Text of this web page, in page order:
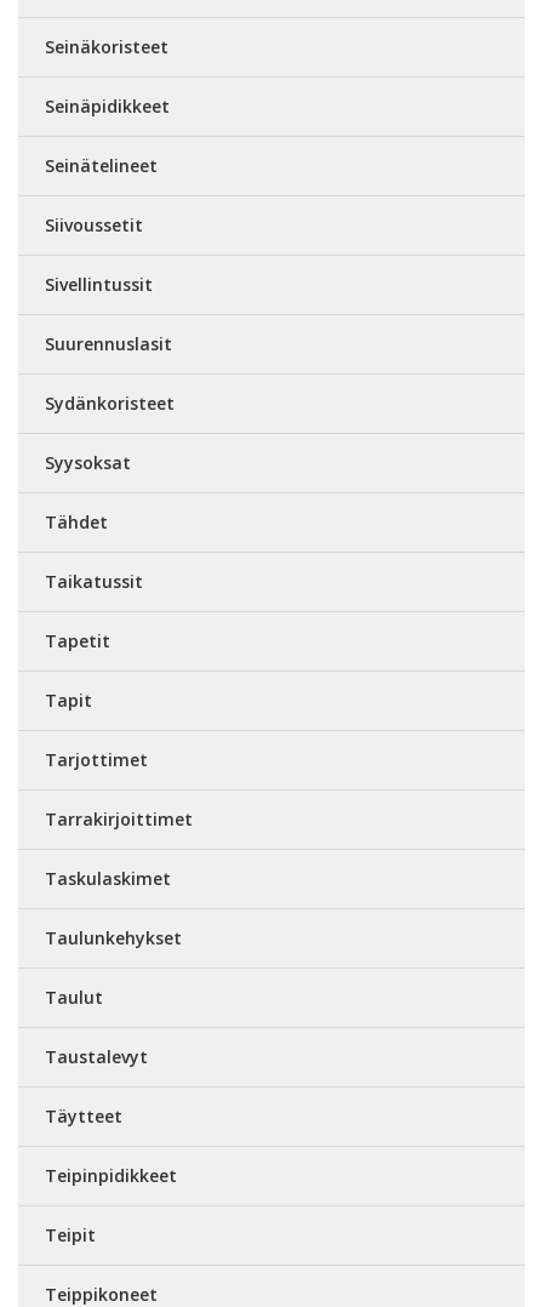
Seinäkoristeet
Seinäpidikkeet
Seinätelineet
Siivoussetit
Sivellintussit
Suurennuslasit
Sydänkoristeet
Syysoksat
Tähdet
Taikatussit
Tapetit
Tapit
Tarjottimet
Tarrakirjoittimet
Taskulaskimet
Taulunkehykset
Taulut
Taustalevyt
Täytteet
Teipinpidikkeet
Teipit
Teippikoneet